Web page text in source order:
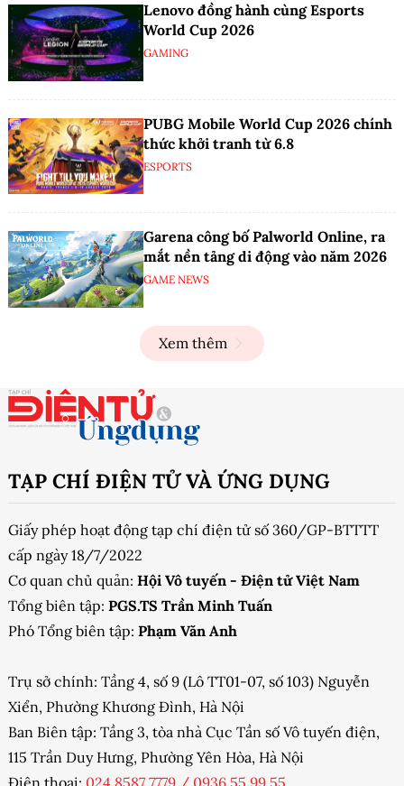
Lenovo đồng hành cùng Esports
World Cup 2026
GAMING
PUBG Mobile World Cup 2026 chính
thức khởi tranh từ 6.8
ESPORTS
Garena công bố Palworld Online, ra
mắt nền tảng di động vào năm 2026
GAME NEWS
Xem thêm
TẠP CHÍ ĐIỆN TỬ VÀ ỨNG DỤNG
Giấy phép hoạt động tạp chí điện tử số 360/GP-BTTTT
cấp ngày 18/7/2022
Cơ quan chủ quản: Hội Vô tuyến - Điện tử Việt Nam
Tổng biên tập: PGS.TS Trần Minh Tuấn
Phó Tổng biên tập: Phạm Văn Anh
Trụ sở chính: Tầng 4, số 9 (Lô TT01-07, số 103) Nguyễn
Xiển, Phường Khương Đình, Hà Nội
Ban Biên tập: Tầng 3, tòa nhà Cục Tần số Vô tuyến điện,
115 Trần Duy Hưng, Phường Yên Hòa, Hà Nội
Điện thoại: 024 8587 7779 / 0936 55 99 55